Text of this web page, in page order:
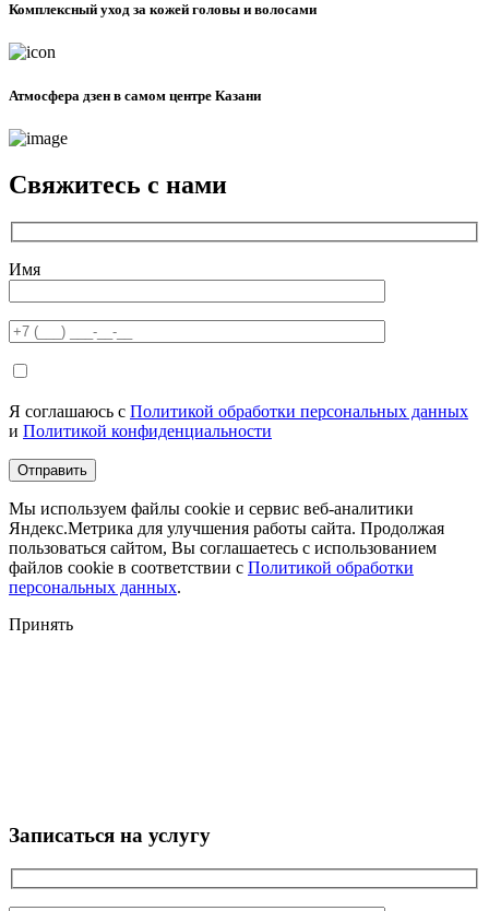
Комплексный уход за кожей головы и волосами
Атмосфера дзен в самом центре Казани
Свяжитесь с нами
Имя
Я соглашаюсь с Политикой обработки персональных данных
и Политикой конфиденциальности
Мы используем файлы cookie и сервис веб-аналитики
Яндекс.Метрика для улучшения работы сайта. Продолжая
пользоваться сайтом, Вы соглашаетесь с использованием
файлов cookie в соответствии с Политикой обработки
персональных данных.
Принять
Записаться на услугу